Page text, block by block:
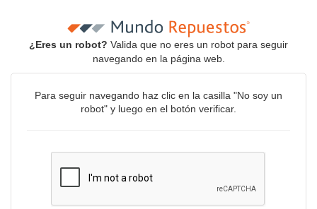
¿Eres un robot? Valida que no eres un robot para seguir
navegando en la página web.
Para seguir navegando haz clic en la casilla "No soy un
robot" y luego en el botón verificar.